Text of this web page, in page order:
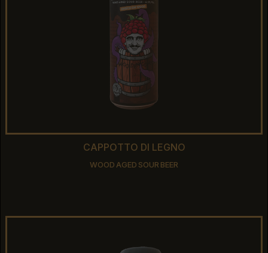
CAPPOTTO DI LEGNO
CAPPOTTO DI LEGNO
WOOD AGED SOUR BEER